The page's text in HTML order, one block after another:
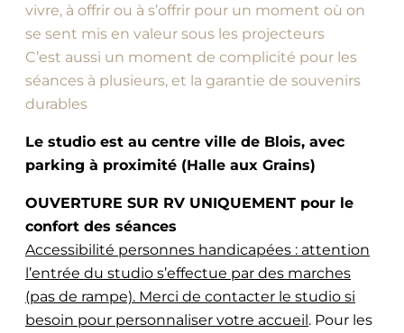
vivre, à offrir ou à s’offrir pour un moment où on
se sent mis en valeur sous les projecteurs
C’est aussi un moment de complicité pour les
séances à plusieurs, et la garantie de souvenirs
durables
Le studio est au centre ville de Blois, avec
parking à proximité (Halle aux Grains)
OUVERTURE SUR RV UNIQUEMENT pour le
confort des séances
Accessibilité personnes handicapées : attention
l’entrée du studio s’effectue par des marches
(pas de rampe). Merci de contacter le studio si
besoin pour personnaliser votre accueil. Pour les